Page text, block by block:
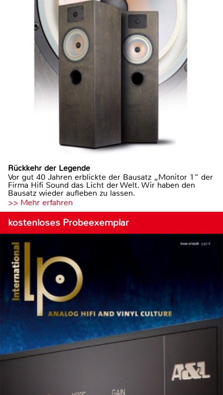
Rückkehr der Legende
Vor gut 40 Jahren erblickte der Bausatz „Monitor 1“ der
Firma Hifi Sound das Licht der Welt. Wir haben den
Bausatz wieder aufleben zu lassen.
>> Mehr erfahren
kostenloses Probeexemplar